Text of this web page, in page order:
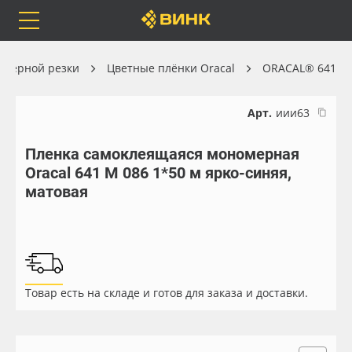
Каталог
Orafol
Доставка
Весь каталог
Рулонные материалы
Листовые материалы
резки Цветные плёнки Oracal ORACAL® 641
Арт. иии63
Пленка самоклеящаяся мономерная
Oracal 641 M 086 1*50 м ярко-синяя,
матовая
Товар есть на складе и готов для заказа и доставки.